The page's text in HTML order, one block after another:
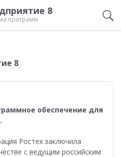
8
программ
8
обеспечение для
Ростех заключила
с ведущим российским